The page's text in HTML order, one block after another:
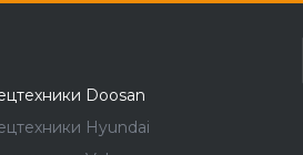
Doosan
Hyundai